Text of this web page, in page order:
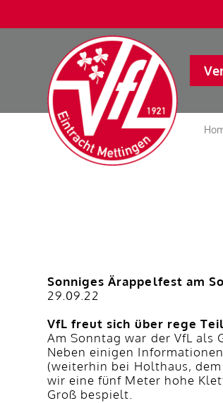
Sonniges Ärappelfest am
29.09.22
VfL freut sich über rege
Am Sonntag war der VfL als
Neben einigen
(weiterhin bei Holthaus,
wir eine fünf Meter hohe
Groß bespielt.